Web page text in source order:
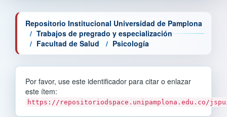
Repositorio Institucional Universidad de Pamplona
Trabajos de pregrado y especialización
Facultad de Salud
Psicología
Por favor, use este identificador para citar o enlazar
este ítem:
https://repositoriodspace.unipamplona.edu.co/